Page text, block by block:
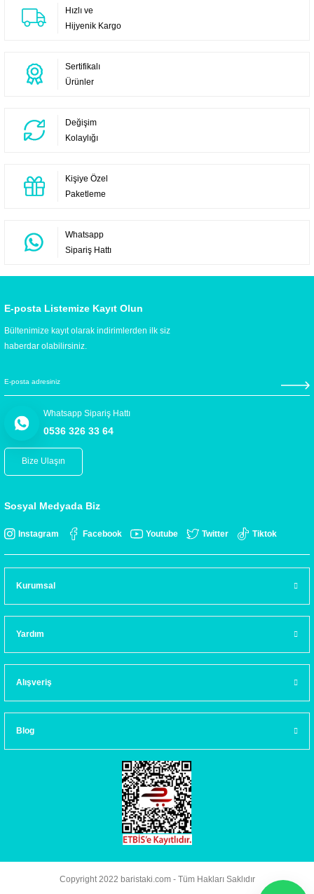
Hızlı ve
Hijyenik Kargo
Sertifikalı
Ürünler
Değişim
Kolaylığı
Kişiye Özel
Paketleme
Whatsapp
Sipariş Hattı
E-posta Listemize Kayıt Olun
Bültenimize kayıt olarak indirimlerden ilk siz
haberdar olabilirsiniz.
Whatsapp Sipariş Hattı
0536 326 33 64
Bize Ulaşın
Sosyal Medyada Biz
Instagram Facebook Youtube Twitter Tiktok
Kurumsal
Yardım
Alışveriş
Blog
Copyright 2022 baristaki.com - Tüm Hakları Saklıdır